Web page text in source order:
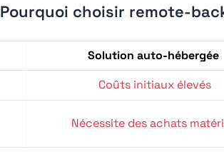
Pourquoi choisir remote-
Solution auto-hébergée
Coûts initiaux élevés
Nécessite des achats